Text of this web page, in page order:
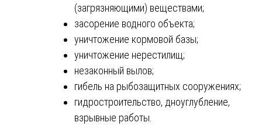
(загрязняющими) веществами;
засорение водного объекта;
уничтожение кормовой базы;
уничтожение нерестилищ;
незаконный вылов;
гибель на рыбозащитных сооружениях;
гидростроительство, дноуглубление,
взрывные работы.